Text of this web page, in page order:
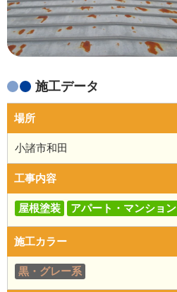
施工データ
場所
小諸市和田
工事内容
屋根塗装 アパート・マンション
施工カラー
黒・グレー系